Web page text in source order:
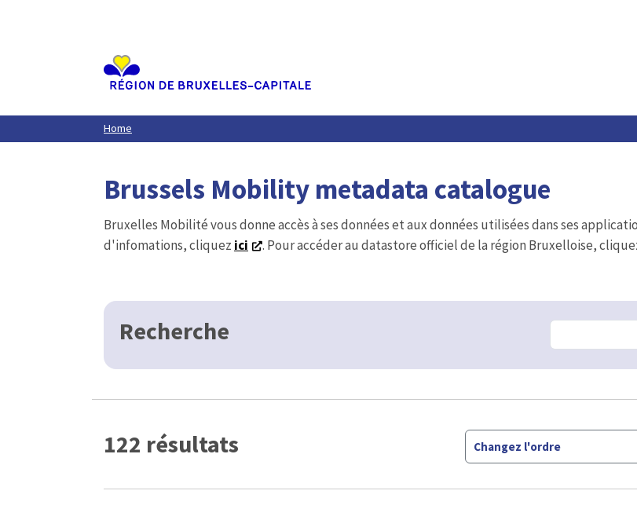
Home
Brussels Mobility metadata catalogue
Bruxelles Mobilité vous donne accès à ses données et aux données utilisées dans ses
d'infomations, cliquez ici . Pour accéder au datastore officiel de la région Bruxelloise,
Recherche
122 résultats Changez l'ordre